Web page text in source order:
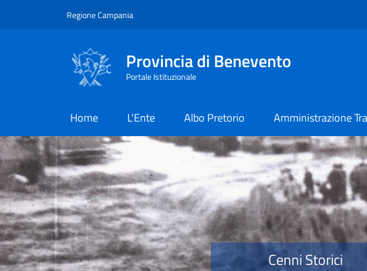
Regione Campania
Provincia di Benevento
Portale Istituzionale
Home L'Ente Albo Pretorio Amministrazione
Provincia di Benevento
Cenni Storici